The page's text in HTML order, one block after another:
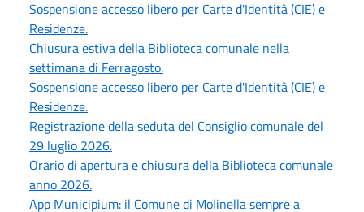
Sospensione accesso libero per Carte d'Identità (CIE) e
Residenze.
Chiusura estiva della Biblioteca comunale nella
settimana di Ferragosto.
Sospensione accesso libero per Carte d'Identità (CIE) e
Residenze.
Registrazione della seduta del Consiglio comunale del
29 luglio 2026.
Orario di apertura e chiusura della Biblioteca comunale
anno 2026.
App Municipium: il Comune di Molinella sempre a